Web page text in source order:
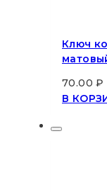
Ключ
70.00₽
В